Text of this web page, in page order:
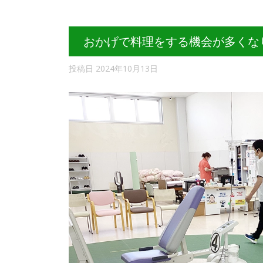
おかげで料理をする機会が多く
投稿日 2024年10月13日